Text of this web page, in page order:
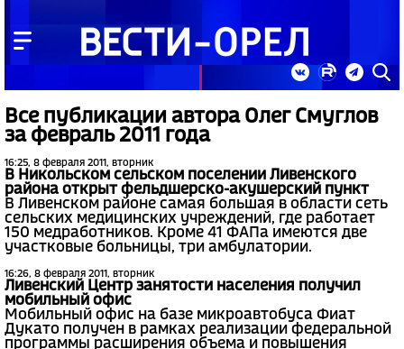
Все публикации автора Олег Смуглов
за февраль 2011 года
16:25, 8 февраля 2011, вторник
В Никольском сельском поселении Ливенского
района открыт фельдшерско-акушерский пункт
В Ливенском районе самая большая в области сеть
сельских медицинских учреждений, где работает
150 медработников. Кроме 41 ФАПа имеются две
участковые больницы, три амбулатории.
16:26, 8 февраля 2011, вторник
Ливенский Центр занятости населения получил
мобильный офис
Мобильный офис на базе микроавтобуса Фиат
Дукато получен в рамках реализации федеральной
программы расширения объема и повышения